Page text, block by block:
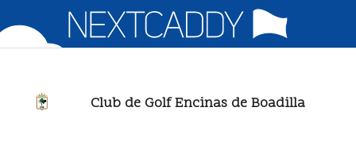
Club de Golf Encinas de Boadilla